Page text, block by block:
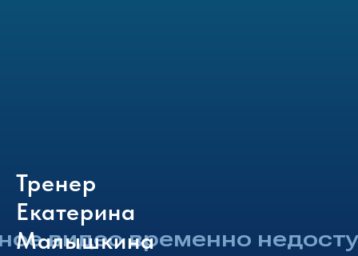
Тренер
Екатерина
Малышкина